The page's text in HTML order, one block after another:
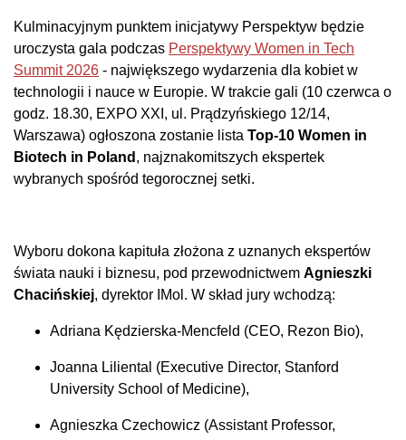
Kulminacyjnym punktem inicjatywy Perspektyw będzie
uroczysta gala podczas Perspektywy Women in Tech
Summit 2026 - największego wydarzenia dla kobiet w
technologii i nauce w Europie. W trakcie gali (10 czerwca o
godz. 18.30, EXPO XXI, ul. Prądzyńskiego 12/14,
Warszawa) ogłoszona zostanie lista Top-10 Women in
Biotech in Poland , najznakomitszych ekspertek
wybranych spośród tegorocznej setki.
Wyboru dokona kapituła złożona z uznanych ekspertów
świata nauki i biznesu, pod przewodnictwem Agnieszki
Chacińskiej, dyrektor IMol. W skład jury wchodzą:
Adriana Kędzierska-Mencfeld (CEO, Rezon Bio),
Joanna Liliental (Executive Director, Stanford
University School of Medicine),
Agnieszka Czechowicz (Assistant Professor,